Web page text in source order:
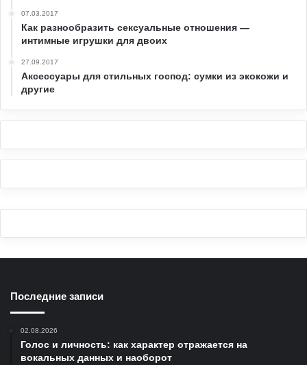
07.03.2017
Как разнообразить сексуальные отношения —
интимные игрушки для двоих
27.09.2017
Аксессуары для стильных господ: сумки из экокожи и
другие
Последние записи
02.08.2026
Голос и личность: как характер отражается на
вокальных данных и наоборот